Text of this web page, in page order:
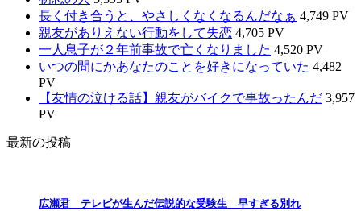
長く付き合うと、やさしくなくなるんだなぁ 4,749 PV
親友がありえない行動をして失恋 4,705 PV
一人息子が２年前事故で亡くなりました 4,520 PV
いつの間にかあなたのことを好きになっていた 4,482
PV
【友情の泣ける話】親友がバイクで事故ったんだ 3,957
PV
最新の投稿
広瀬君 テレビが生んだ伝説的な受験生 早すぎる別れ